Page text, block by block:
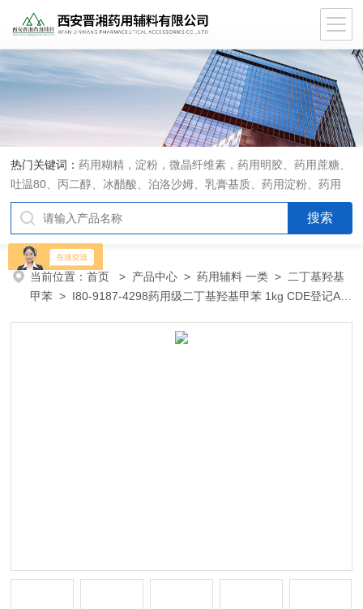
热门关键词：药用糊精，淀粉，微晶纤维素，药用明胶、药用蔗糖、
吐温80、丙二醇、冰醋酸、泊洛沙姆、乳膏基质、药用淀粉、药用
糊精、硬脂酸镁、聚丙烯酸树脂系列、羧甲基淀粉钠、羧甲基纤维素
钠、可溶性淀粉、甘露醇、羟丙纤维素、羟丙基甲基纤维素、乳糖、
交联聚维酮、交联羧甲基纤维素钠、聚乙二醇（PEG）系列、二氧化
硅、聚乙烯吡咯烷酮、十八醇、十六醇、预交化淀粉、微晶纤维素、
甲基纤维素、乙基纤维素，三氯蔗糖，麝香草酚，药用蜂蜜，
当前位置：首页 > 产品中心 >药用辅料 一类 > 二丁基羟基
甲苯 > I80-9187-4298药用级二丁基羟基甲苯 1kg CDE登记A状